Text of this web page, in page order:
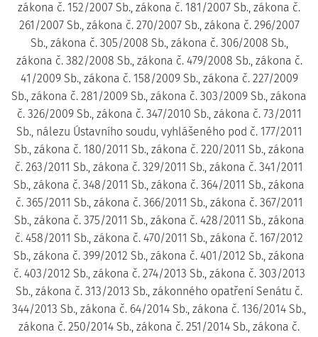
zákona č. 152/2007 Sb., zákona č. 181/2007 Sb., zákona č.
261/2007 Sb., zákona č. 270/2007 Sb., zákona č. 296/2007
Sb., zákona č. 305/2008 Sb., zákona č. 306/2008 Sb.,
zákona č. 382/2008 Sb., zákona č. 479/2008 Sb., zákona č.
41/2009 Sb., zákona č. 158/2009 Sb., zákona č. 227/2009
Sb., zákona č. 281/2009 Sb., zákona č. 303/2009 Sb., zákona
č. 326/2009 Sb., zákona č. 347/2010 Sb., zákona č. 73/2011
Sb., nálezu Ústavního soudu, vyhlášeného pod č. 177/2011
Sb., zákona č. 180/2011 Sb., zákona č. 220/2011 Sb., zákona
č. 263/2011 Sb., zákona č. 329/2011 Sb., zákona č. 341/2011
Sb., zákona č. 348/2011 Sb., zákona č. 364/2011 Sb., zákona
č. 365/2011 Sb., zákona č. 366/2011 Sb., zákona č. 367/2011
Sb., zákona č. 375/2011 Sb., zákona č. 428/2011 Sb., zákona
č. 458/2011 Sb., zákona č. 470/2011 Sb., zákona č. 167/2012
Sb., zákona č. 399/2012 Sb., zákona č. 401/2012 Sb., zákona
č. 403/2012 Sb., zákona č. 274/2013 Sb., zákona č. 303/2013
Sb., zákona č. 313/2013 Sb., zákonného opatření Senátu č.
344/2013 Sb., zákona č. 64/2014 Sb., zákona č. 136/2014 Sb.,
zákona č. 250/2014 Sb., zákona č. 251/2014 Sb., zákona č.